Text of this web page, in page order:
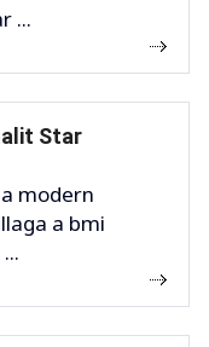
...
Star
modern
a bmi